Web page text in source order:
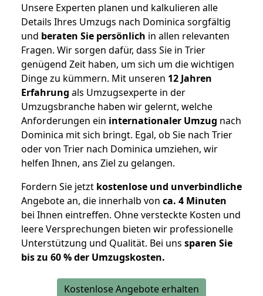
Unsere Experten planen und kalkulieren alle
Details Ihres Umzugs nach Dominica sorgfältig
und beraten Sie persönlich in allen relevanten
Fragen. Wir sorgen dafür, dass Sie in Trier
genügend Zeit haben, um sich um die wichtigen
Dinge zu kümmern. Mit unseren 12 Jahren
Erfahrung als Umzugsexperte in der
Umzugsbranche haben wir gelernt, welche
Anforderungen ein internationaler Umzug nach
Dominica mit sich bringt. Egal, ob Sie nach Trier
oder von Trier nach Dominica umziehen, wir
helfen Ihnen, ans Ziel zu gelangen.
Fordern Sie jetzt kostenlose und unverbindliche
Angebote an, die innerhalb von ca. 4 Minuten
bei Ihnen eintreffen. Ohne versteckte Kosten und
leere Versprechungen bieten wir professionelle
Unterstützung und Qualität. Bei uns sparen Sie
bis zu 60 % der Umzugskosten.
Kostenlose Angebote erhalten